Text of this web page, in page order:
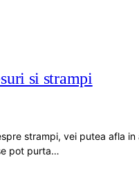
si strampi
strampi, vei putea afla in
pot purta…